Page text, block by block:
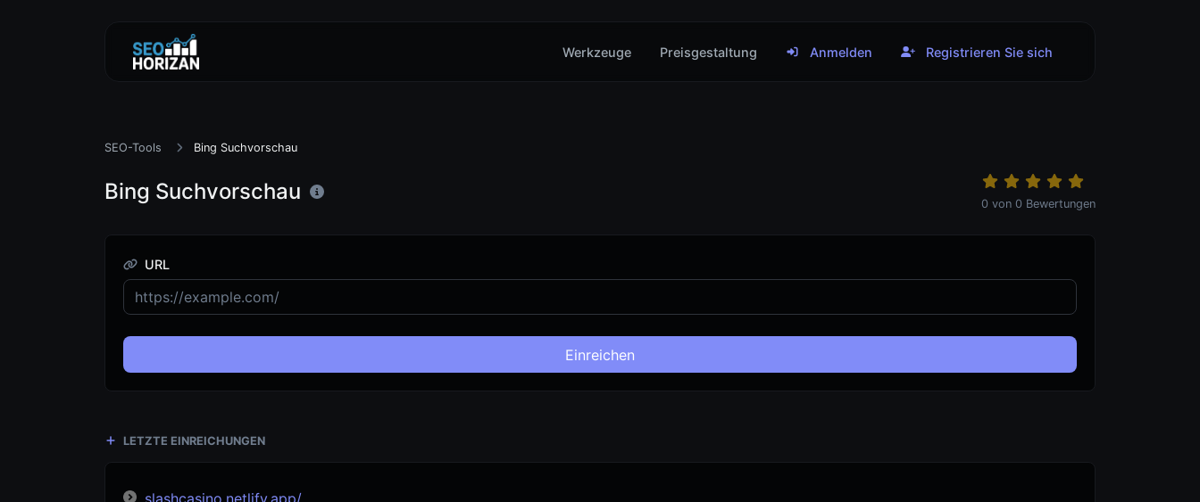
Werkzeuge Preisgestaltung Anmelden Registrieren Sie sich
SEO-Tools Bing Suchvorschau
Bing Suchvorschau 0 von 0 Bewertungen
URL
Einreichen
LETZTE EINREICHUNGEN
slashcasino.netlify.app/